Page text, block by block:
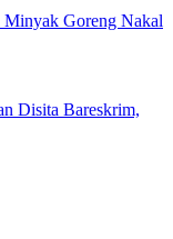
Minyak Goreng Nakal
Disita Bareskrim,